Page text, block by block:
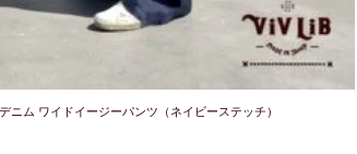
ニム ワイドイージーパンツ（ネイビーステッチ）